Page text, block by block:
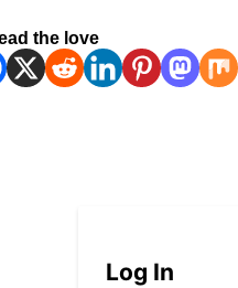
the love
Log In